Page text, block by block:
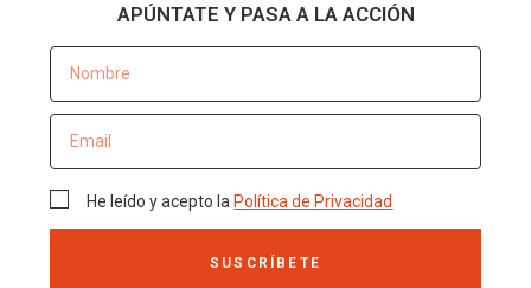
APÚNTATE Y PASA A LA ACCIÓN
He leído y acepto la Política de Privacidad
SUSCRÍBETE